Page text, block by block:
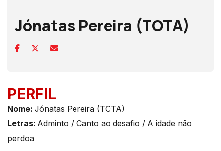
Jónatas Pereira (TOTA)
PERFIL
Nome: Jónatas Pereira (TOTA)
Letras: Adminto / Canto ao desafio / A idade não
perdoa